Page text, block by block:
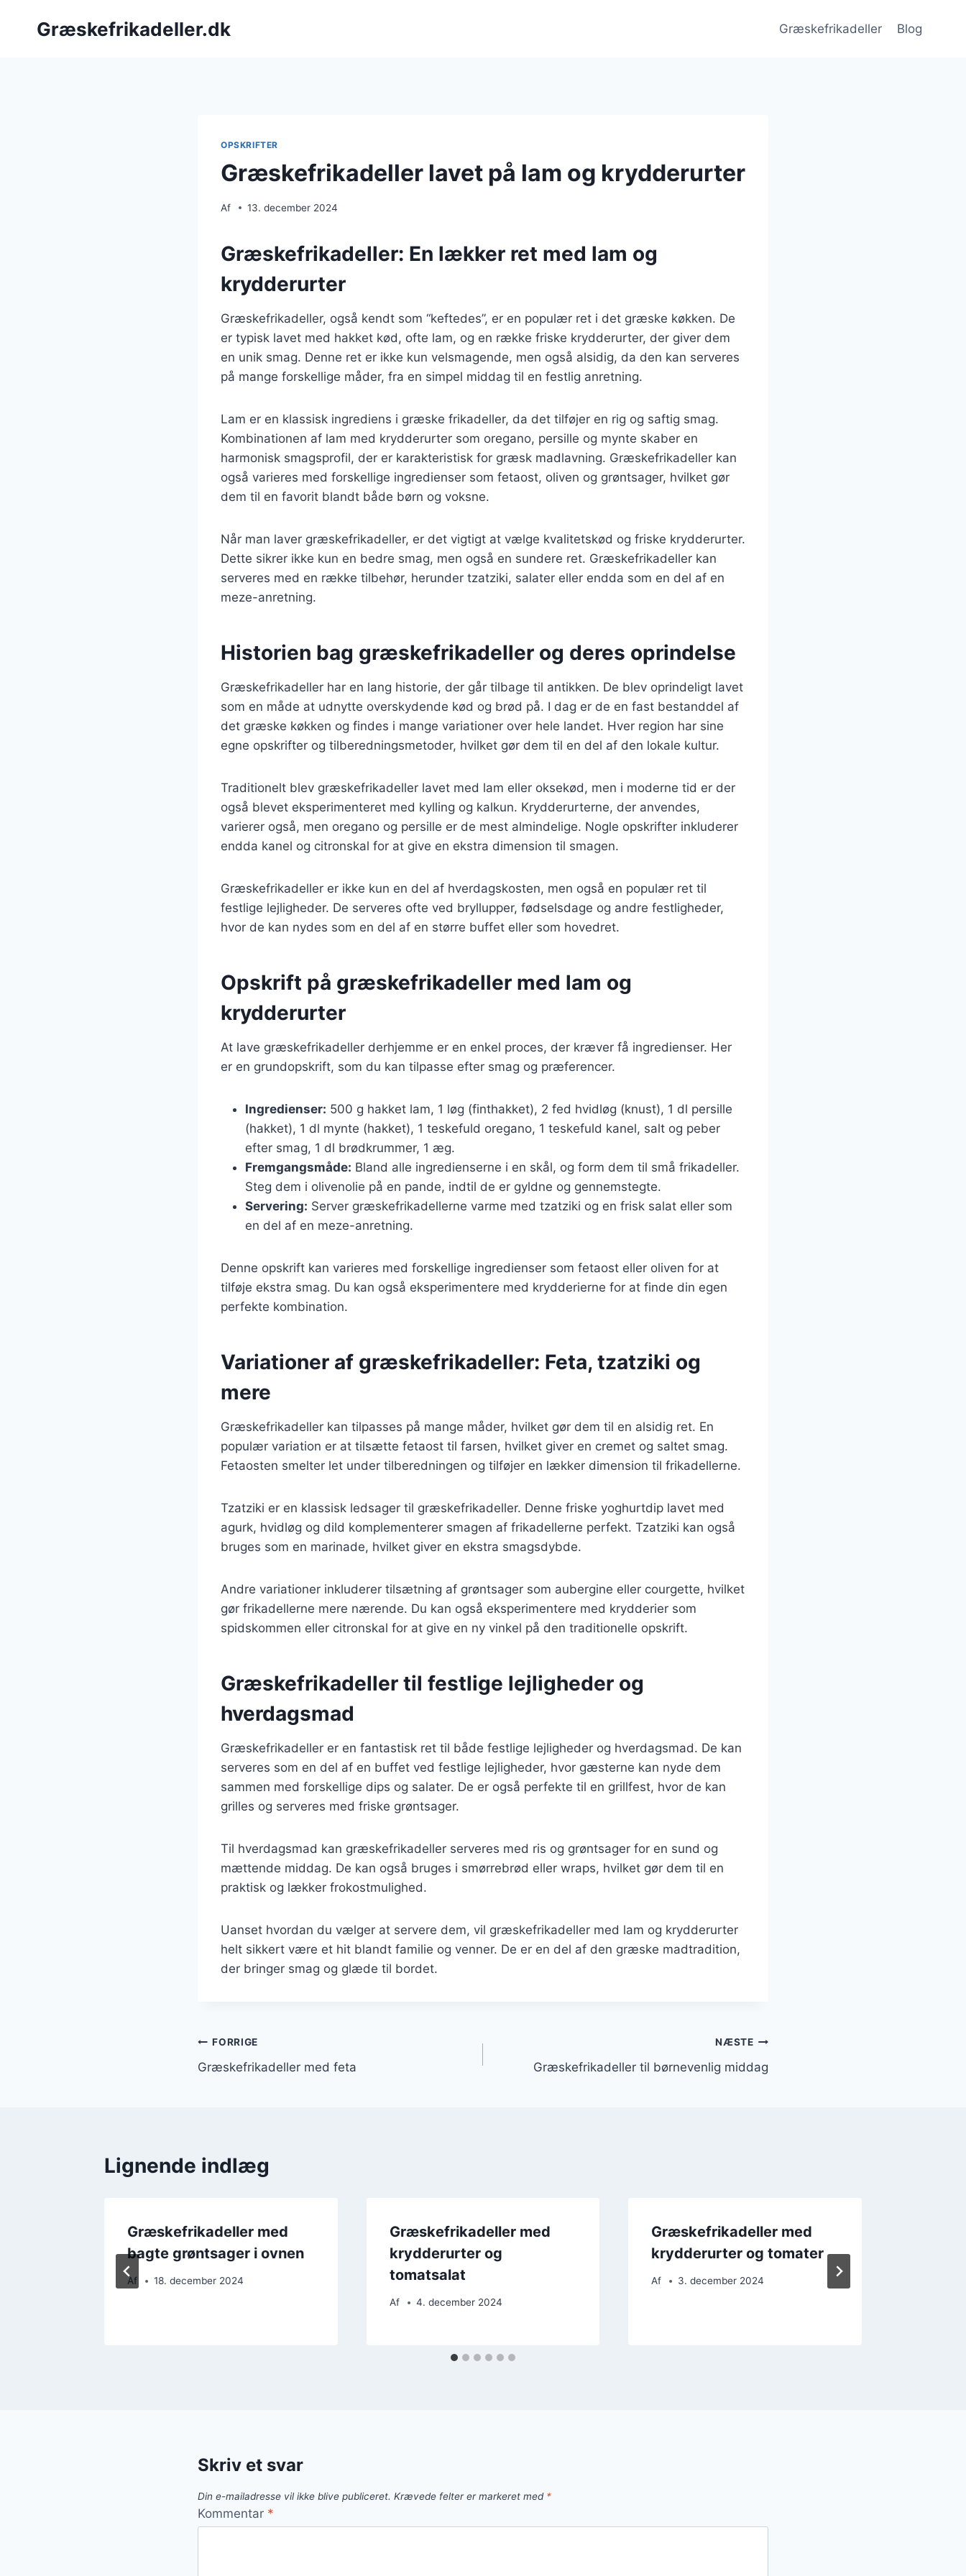
Græskefrikadeller.dk Græskefrikadeller Blog
OPSKRIFTER
Græskefrikadeller lavet på lam og krydderurter
Af 13. december 2024
Græskefrikadeller: En lækker ret med lam og
krydderurter
Græskefrikadeller, også kendt som “keftedes”, er en populær ret i det græske køkken. De
er typisk lavet med hakket kød, ofte lam, og en række friske krydderurter, der giver dem
en unik smag. Denne ret er ikke kun velsmagende, men også alsidig, da den kan serveres
på mange forskellige måder, fra en simpel middag til en festlig anretning.
Lam er en klassisk ingrediens i græske frikadeller, da det tilføjer en rig og saftig smag.
Kombinationen af lam med krydderurter som oregano, persille og mynte skaber en
harmonisk smagsprofil, der er karakteristisk for græsk madlavning. Græskefrikadeller kan
også varieres med forskellige ingredienser som fetaost, oliven og grøntsager, hvilket gør
dem til en favorit blandt både børn og voksne.
Når man laver græskefrikadeller, er det vigtigt at vælge kvalitetskød og friske krydderurter.
Dette sikrer ikke kun en bedre smag, men også en sundere ret. Græskefrikadeller kan
serveres med en række tilbehør, herunder tzatziki, salater eller endda som en del af en
meze-anretning.
Historien bag græskefrikadeller og deres oprindelse
Græskefrikadeller har en lang historie, der går tilbage til antikken. De blev oprindeligt lavet
som en måde at udnytte overskydende kød og brød på. I dag er de en fast bestanddel af
det græske køkken og findes i mange variationer over hele landet. Hver region har sine
egne opskrifter og tilberedningsmetoder, hvilket gør dem til en del af den lokale kultur.
Traditionelt blev græskefrikadeller lavet med lam eller oksekød, men i moderne tid er der
også blevet eksperimenteret med kylling og kalkun. Krydderurterne, der anvendes,
varierer også, men oregano og persille er de mest almindelige. Nogle opskrifter inkluderer
endda kanel og citronskal for at give en ekstra dimension til smagen.
Græskefrikadeller er ikke kun en del af hverdagskosten, men også en populær ret til
festlige lejligheder. De serveres ofte ved bryllupper, fødselsdage og andre festligheder,
hvor de kan nydes som en del af en større buffet eller som hovedret.
Opskrift på græskefrikadeller med lam og
krydderurter
At lave græskefrikadeller derhjemme er en enkel proces, der kræver få ingredienser. Her
er en grundopskrift, som du kan tilpasse efter smag og præferencer.
Ingredienser: 500 g hakket lam, 1 løg (finthakket), 2 fed hvidløg (knust), 1 dl persille
(hakket), 1 dl mynte (hakket), 1 teskefuld oregano, 1 teskefuld kanel, salt og peber
efter smag, 1 dl brødkrummer, 1 æg.
Fremgangsmåde: Bland alle ingredienserne i en skål, og form dem til små frikadeller.
Steg dem i olivenolie på en pande, indtil de er gyldne og gennemstegte.
Servering: Server græskefrikadellerne varme med tzatziki og en frisk salat eller som
en del af en meze-anretning.
Denne opskrift kan varieres med forskellige ingredienser som fetaost eller oliven for at
tilføje ekstra smag. Du kan også eksperimentere med krydderierne for at finde din egen
perfekte kombination.
Variationer af græskefrikadeller: Feta, tzatziki og
mere
Græskefrikadeller kan tilpasses på mange måder, hvilket gør dem til en alsidig ret. En
populær variation er at tilsætte fetaost til farsen, hvilket giver en cremet og saltet smag.
Fetaosten smelter let under tilberedningen og tilføjer en lækker dimension til frikadellerne.
Tzatziki er en klassisk ledsager til græskefrikadeller. Denne friske yoghurtdip lavet med
agurk, hvidløg og dild komplementerer smagen af frikadellerne perfekt. Tzatziki kan også
bruges som en marinade, hvilket giver en ekstra smagsdybde.
Andre variationer inkluderer tilsætning af grøntsager som aubergine eller courgette, hvilket
gør frikadellerne mere nærende. Du kan også eksperimentere med krydderier som
spidskommen eller citronskal for at give en ny vinkel på den traditionelle opskrift.
Græskefrikadeller til festlige lejligheder og
hverdagsmad
Græskefrikadeller er en fantastisk ret til både festlige lejligheder og hverdagsmad. De kan
serveres som en del af en buffet ved festlige lejligheder, hvor gæsterne kan nyde dem
sammen med forskellige dips og salater. De er også perfekte til en grillfest, hvor de kan
grilles og serveres med friske grøntsager.
Til hverdagsmad kan græskefrikadeller serveres med ris og grøntsager for en sund og
mættende middag. De kan også bruges i smørrebrød eller wraps, hvilket gør dem til en
praktisk og lækker frokostmulighed.
Uanset hvordan du vælger at servere dem, vil græskefrikadeller med lam og krydderurter
helt sikkert være et hit blandt familie og venner. De er en del af den græske madtradition,
der bringer smag og glæde til bordet.
Indlægsnavigation
FORRIGE
Græskefrikadeller med feta
NÆSTE
Græskefrikadeller til børnevenlig middag
Lignende indlæg
Græskefrikadeller med
bagte grøntsager i ovnen
Af 18. december 2024
Græskefrikadeller med
krydderurter og
tomatsalat
Af 4. december 2024
Græskefrikadeller med
krydderurter og tomater
Af 3. december 2024
Skriv et svar
Din e-mailadresse vil ikke blive publiceret. Krævede felter er markeret med *
Kommentar *